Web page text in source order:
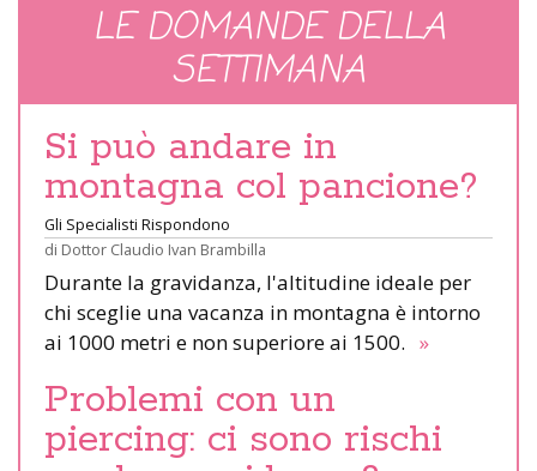
LE DOMANDE DELLA
SETTIMANA
Si può andare in
montagna col pancione?
Gli Specialisti Rispondono
di Dottor Claudio Ivan Brambilla
Durante la gravidanza, l'altitudine ideale per
chi sceglie una vacanza in montagna è intorno
ai 1000 metri e non superiore ai 1500. »
Problemi con un
piercing: ci sono rischi